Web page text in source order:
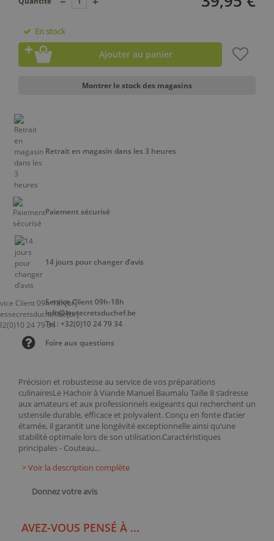
Précision et robustesse au service de vos préparations
culinairesLe Hachoir à Viande Manuel Baumalu Taille 8 s’adresse
aux amateurs et aux professionnels exigeants qui recherchent un
ustensile durable, efficace et polyvalent. Conçu en fonte d’acier
étamée, il garantit une longévité exceptionnelle ainsi qu’une
stabilité optimale lors de son utilisation.Caractéristiques
principales - Couteau...
> Voir la description complète
Donnez votre avis
En stock
Ajouter au panier
Montrer le stock des magasins
Retrait en magasin dans les 3 heures
Paiement sécurisé
14 jours pour changer d’avis
Service Client 09h-18h
info@lessecretsduchef.be
Tel : +32(0)10 24 79 34
Foire aux questions
AVEZ-VOUS PENSÉ À ...